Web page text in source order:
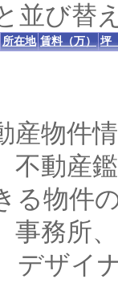
並び替
所在地 賃料（万） 坪
物件
不動産
物件
事務所
デザイ